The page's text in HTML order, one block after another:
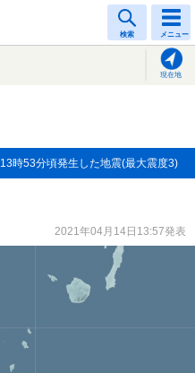
検索 メニュー
現在地
13時53分頃発生した地震(最大震度3)
2021年04月14日13:57発表